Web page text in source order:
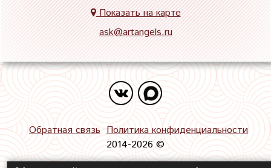
Показать на карте
ask@artangels.ru
Обратная связь Политика конфиденциальности
2014-2026 ©